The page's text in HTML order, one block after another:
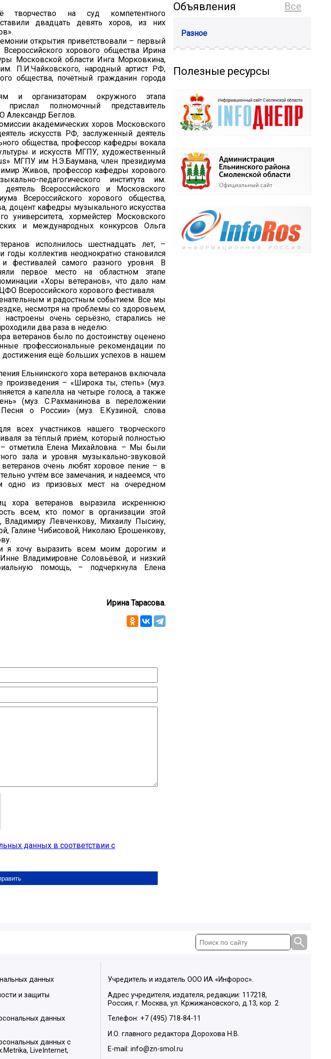
на суд компетентного
двадцать девять хоров, из них
открытия приветствовали – первый
Всероссийского хорового общества Ирина
Московской области Инга Морковкина,
П.И.Чайковского, народный артист РФ,
общества, почётный гражданин города
и организаторам окружного этапа
прислал полномочный представитель
Александр Беглов.
академических хоров Московского
искусств РФ, заслуженный деятель
общества, профессор кафедры вокала
и искусств МГПУ, художественный
МГПУ им Н.Э.Баумана, член президиума
Живов, профессор кафедры хорового
педагогического института им.
Всероссийского и Московского
Всероссийского хорового общества,
доцент кафедры музыкального искусства
университета, хормейстер Московского
и международных конкурсов Ольга
исполнилось шестнадцать лет, –
годы коллектив неоднократно становился
фестивалей самого разного уровня. В
первое место на областном этапе
«Хоры ветеранов», что дало нам
Всероссийского хорового фестиваля.
и радостным событием. Все мы
несмотря на проблемы со здоровьем,
очень серьёзно, старались не
два раза в неделю.
ветеранов было по достоинству оценено
профессиональные рекомендации по
ещё больших успехов в нашем
Ельнинского хора ветеранов включала
– «Широка ты, степь» (муз.
а капелла на четыре голоса, а также
(муз. С.Рахманинова в переложении
о России» (муз. Е.Кузиной, слова
всех участников нашего творческого
за тёплый приём, который полностью
– отметила Елена Михайловна. – Мы были
зала и уровня музыкально-звуковой
очень любят хоровое пение – в
учтём все замечания, и надеемся, что
одно из призовых мест на очередном
хора ветеранов выразила искреннюю
всем, кто помог в организации этой
Владимиру Левченкову, Михаилу Пысину,
Галине Чибисовой, Николаю Ерошенкову,
я хочу выразить всем моим дорогим и
Владимировне Соловьёвой, и низкий
помощь, – подчеркнула Елена
Ирина Тарасова.
данных в соответствии с
Все
Объявления
Разное
Полезные ресурсы
данных
и защиты
данных
данных с
LiveInternet,
Учредитель и издатель ООО ИА «Инфорос».
Адрес учредителя, издателя, редакции: 117218,
Россия, г. Москва, ул. Кржижановского, д.13, кор. 2
Телефон: +7 (495) 718-84-11
И.О. главного редактора Дорохова Н.В.
E-mail: info@zn-smol.ru